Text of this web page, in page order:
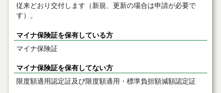
従来どおり交付します（新規、更新の場合は申請が必要で
す）。
マイナ保険証を保有している方
マイナ保険証
マイナ保険証を保有してない方
限度額適用認定証及び限度額適用・標準負担額減額認定証